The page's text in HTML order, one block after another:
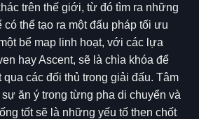
trên thế giới, từ đó tìm ra những
có thể tạo ra một đấu pháp tối ưu
bể map linh hoạt, với các lựa
hay Ascent, sẽ là chìa khóa để
các đối thủ trong giải đấu. Tâm
ăn ý trong từng pha di chuyển và
tốt sẽ là những yếu tố then chốt